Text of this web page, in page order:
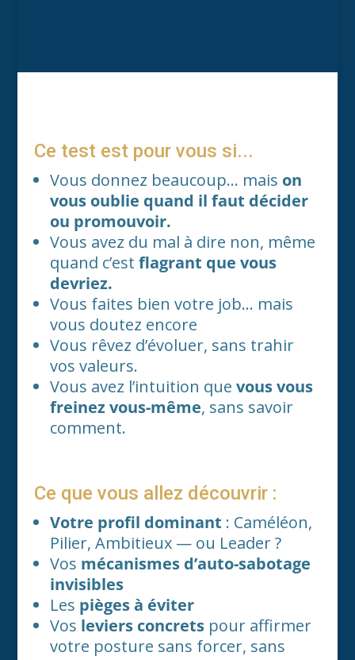
Ce test est pour vous si...
Vous donnez beaucoup… mais on
vous oublie quand il faut décider
ou promouvoir.
Vous avez du mal à dire non, même
quand c’est flagrant que vous
devriez.
Vous faites bien votre job… mais
vous doutez encore
Vous rêvez d’évoluer, sans trahir
vos valeurs.
Vous avez l’intuition que vous vous
freinez vous-même, sans savoir
comment.
Ce que vous allez découvrir :
Votre profil dominant : Caméléon,
Pilier, Ambitieux — ou Leader ?
Vos mécanismes d’auto-sabotage
invisibles
Les pièges à éviter
Vos leviers concretspour affirmer
votre posture sans forcer, sans